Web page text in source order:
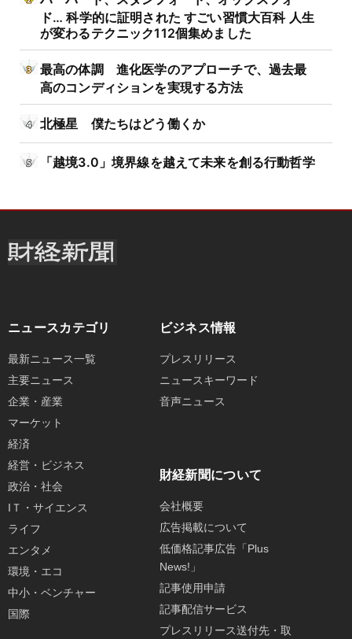
ド… 科学的に証明された すごい習慣大百科 人生
が変わるテクニック112個集めました
最高の体調 進化医学のアプローチで、過去最
高のコンディションを実現する方法
北極星 僕たちはどう働くか
「越境3.0」境界線を越えて未来を創る行動哲学
ニュースカテゴリ
最新ニュース一覧
主要ニュース
企業・産業
マーケット
経済
経営・ビジネス
政治・社会
IＴ・サイエンス
ライフ
エンタメ
環境・エコ
中小・ベンチャー
国際
ビジネス情報
プレスリリース
ニュースキーワード
音声ニュース
財経新聞について
会社概要
広告掲載について
低価格記事広告「Plus
News!」
記事使用申請
記事配信サービス
プレスリリース送付先・取